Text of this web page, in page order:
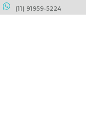
(11) 91959-5224